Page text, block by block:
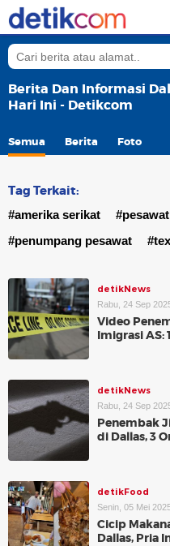
Berita Dan Informasi
Hari Ini - Detikcom
Semua Berita Foto
Tag Terkait:
#amerika serikat #pesawat
#penumpang pesawat
detikNews
Rabu, 24 Sep
Video
Imigrasi AS:
detikNews
Rabu, 24 Sep
Penembak
di Dallas, 3
detikFood
Senin, 05 Mei
Cicip
Dallas, Pria